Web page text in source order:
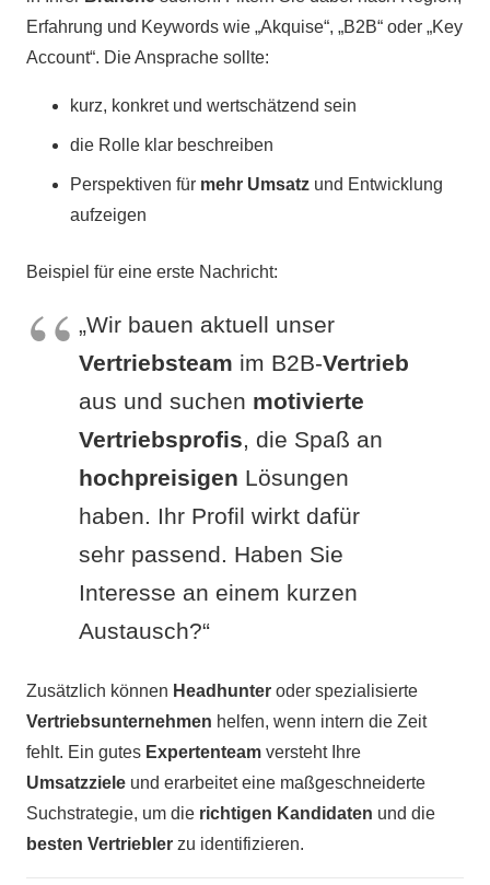
Erfahrung und Keywords wie „Akquise“, „B2B“ oder „Key
Account“. Die Ansprache sollte:
kurz, konkret und wertschätzend sein
die Rolle klar beschreiben
Perspektiven für mehr Umsatz und Entwicklung
aufzeigen
Beispiel für eine erste Nachricht:
„Wir bauen aktuell unser
Vertriebsteam im B2B-Vertrieb
aus und suchen motivierte
Vertriebsprofis, die Spaß an
hochpreisigen Lösungen
haben. Ihr Profil wirkt dafür
sehr passend. Haben Sie
Interesse an einem kurzen
Austausch?“
Zusätzlich können Headhunter oder spezialisierte
Vertriebsunternehmen helfen, wenn intern die Zeit
fehlt. Ein gutes Expertenteam versteht Ihre
Umsatzziele und erarbeitet eine maßgeschneiderte
Suchstrategie, um die richtigen Kandidaten und die
besten Vertriebler zu identifizieren.